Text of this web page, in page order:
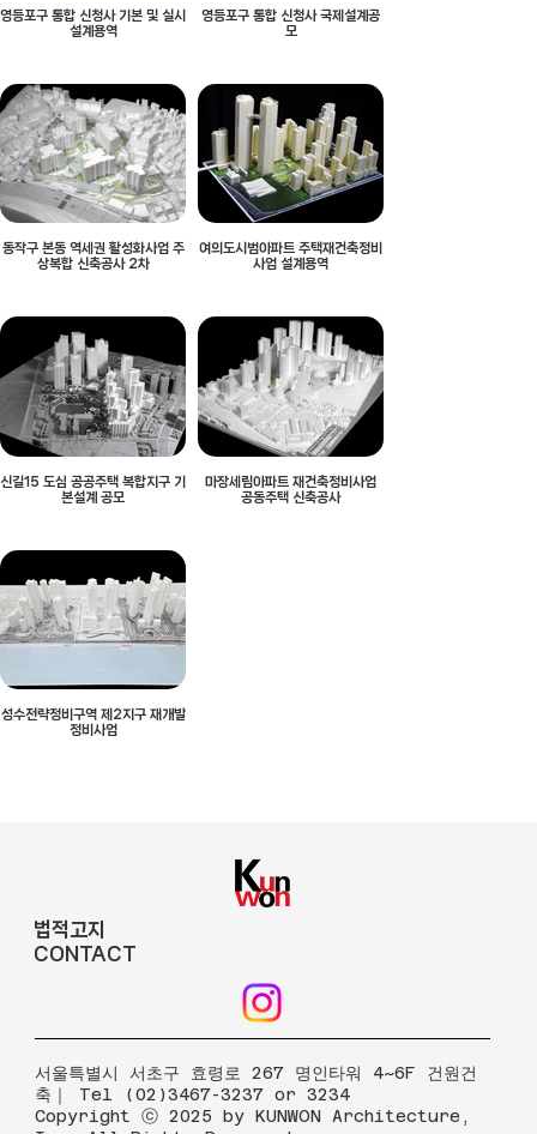
영등포구 통합 신청사 기본 및 실시
설계용역
영등포구 통합 신청사 국제설계공
모
동작구 본동 역세권 활성화사업 주
상복합 신축공사 2차
여의도시범아파트 주택재건축정비
사업 설계용역
신길15 도심 공공주택 복합지구 기
본설계 공모
마장세림아파트 재건축정비사업
공동주택 신축공사
성수전략정비구역 제2지구 재개발
정비사업
법적고지
CONTACT
​서울특별시 서초구 효령로 267 명인타워 4~6F 건원건
축｜ Tel (02)3467-3237 or 3234
Copyright ⓒ 2025 by KUNWON Architecture,